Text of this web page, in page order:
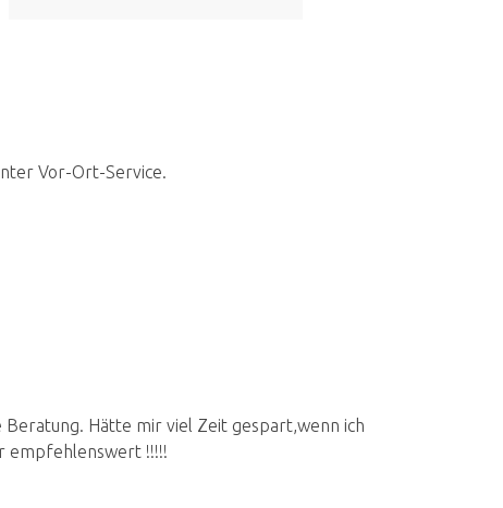
Vor-Ort-Service.
Hätte mir viel Zeit gespart,wenn ich
empfehlenswert !!!!!